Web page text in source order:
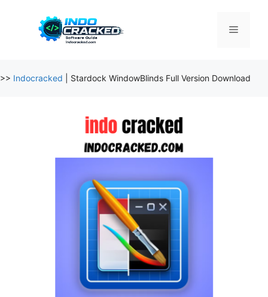
Menu
>> Indocracked Stardock WindowBlinds Full Version Download